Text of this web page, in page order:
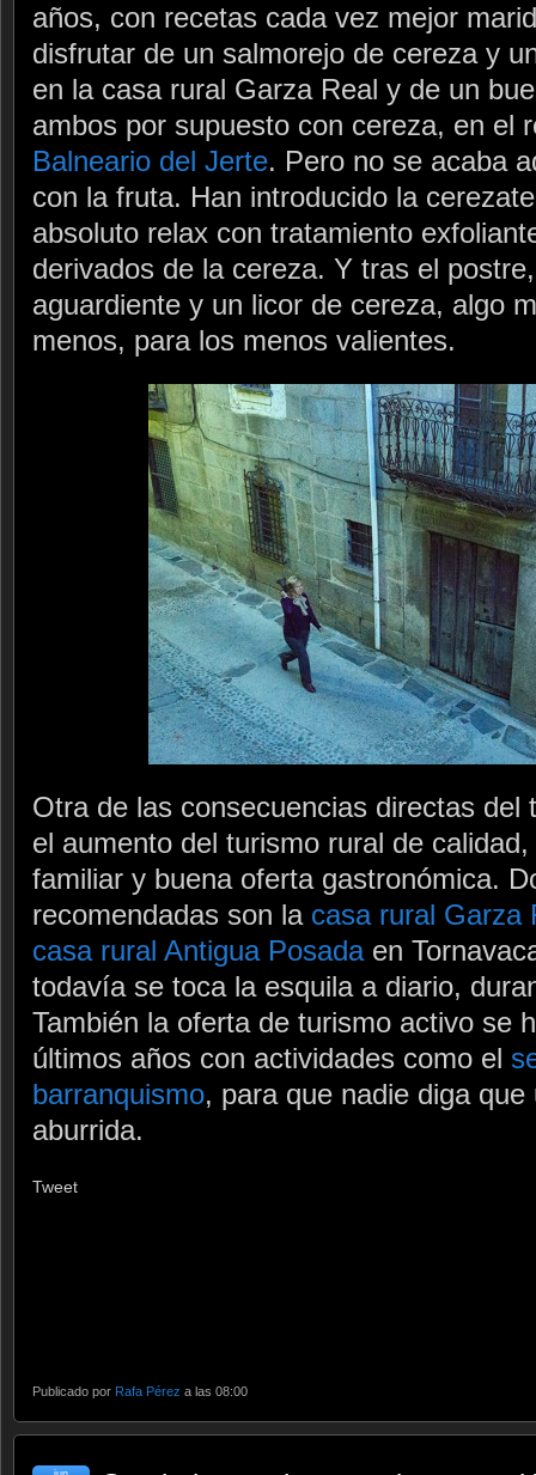
años, con recetas cada vez mejor
disfrutar de un salmorejo de cereza y
en la casa rural Garza Real y de un
ambos por supuesto con cereza, en el
Balneario del Jerte. Pero no se acaba
con la fruta. Han introducido la
absoluto relax con tratamiento
derivados de la cereza. Y tras el
aguardiente y un licor de cereza, algo
menos, para los menos valientes.
Otra de las consecuencias directas del
el aumento del turismo rural de
familiar y buena oferta gastronómica.
recomendadas son la casa rural Garza
casa rural Antigua Posadaen
todavía se toca la esquila a diario,
También la oferta de turismo activo se
últimos años con actividades como el
barranquismo, para que nadie diga
aburrida.
Tweet
Publicado por Rafa Pérez a las 08:00